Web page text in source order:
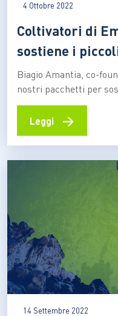
4 Ottobre 2022
Coltivatori di
sostiene i
Biagio Amantia, co-
nostri pacchetti per
piccole imprese
biodiversità e dei
più bello del mondo,
biodiversità, contiamo
Leggi →
14 Settembre 2022